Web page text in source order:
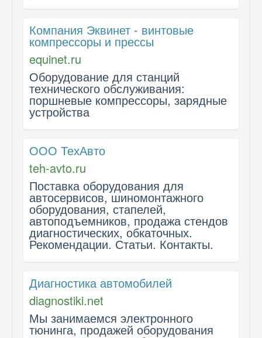
Компания Эквинет - винтовые
компрессоры и прессы
equinet.ru
Оборудование для станций
технического обслуживания:
поршневые компрессоры, зарядные
устройства
ООО ТехАвто
teh-avto.ru
Поставка оборудования для
автосервисов, шиномонтажного
оборудования, стапелей,
автоподъемников, продажа стендов
диагностических, обкаточных.
Рекомендации. Статьи. Контакты.
Диагностика автомобилей
diagnostiki.net
Мы занимаемся электронного
тюнинга, продажей оборудования